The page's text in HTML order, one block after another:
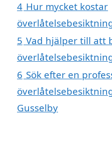
4 Hur mycket kostar
5 Vad hjälper till att
6 Sök efter en
Gusselby